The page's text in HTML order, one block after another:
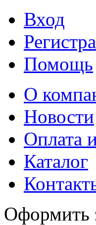
Вход
Помощь
О
Новости
Оплата
Каталог
Оформить